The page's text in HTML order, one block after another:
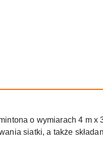
o wymiarach 4 m
siatki, a także